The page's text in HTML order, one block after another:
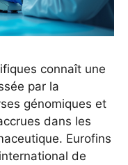
connaît une
par la
génomiques et
dans les
Eurofins
de